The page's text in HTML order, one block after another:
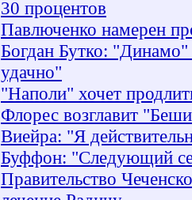
30 процентов
Павлюченко намерен
Богдан Бутко:
удачно"
"Наполи" хочет
Флорес возглавит
Виейра: "Я
Буффон: "Следующий
Правительство